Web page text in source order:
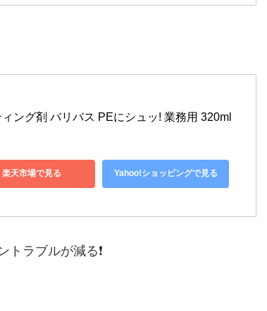
ング剤 バリバス PEにシュッ! 業務用 320ml
楽天市場で見る Yahoo!ショッピングで見る
トラブルが減る❗️